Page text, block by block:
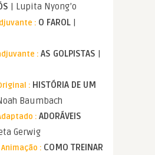
| Lupita Nyong’o
: O FAROL |
: AS GOLPISTAS |
: HISTÓRIA DE UM
Baumbach
: ADORÁVEIS
Gerwig
: COMO TREINAR